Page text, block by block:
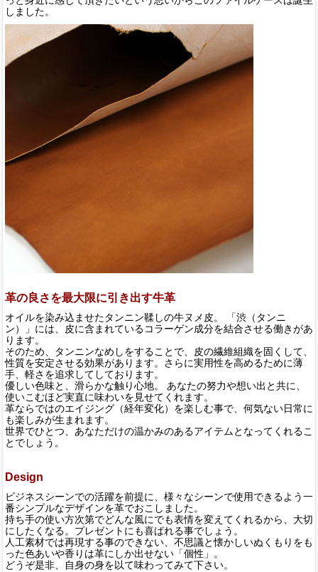
しました。
革の良さを最大限に引き出す牛革
オイルを染み込ませたタンニン鞣しの牛ヌメ皮。 「渋（タンニ
ン）」には、皮に含まれているコラーゲン成分を結合させる働きがあ
ります。
そのため、タンニンなめしをすることで、皮の繊維組織を固くして、
性質を安定させる効果があります。さらに実用性を高めるために薄
手、軽さを追求してしております。
優しい色味と、滑らかな触り心地。 あなたの努力や想い出と共に、
使いこむほど実直に味わいを見せてくれます。
革ならではのエイジング（経年変化）を楽しむ事で、何気ない日常に
も楽しみが生まれます。
世界でひとつ、あなただけの温かみのあるアイテムとなってくれるこ
とでしょう。
Design
ビジネスシーンでの活躍を前提に、様々なシーンで使用できるよう一
番シンプルなデザインを革でおこしました。
持ち手の使い方次第でどんな風にでも表情を変えてくれるから、大切
にしたくなる。プレゼントにも喜ばれる事でしょう。
人工素材では再現する事のできない、不思議と懐かしいぬくもりをも
った色あいや香りは革にしか出せない「個性」。
どうぞ是非、自身の身を以て味わってみて下さい。